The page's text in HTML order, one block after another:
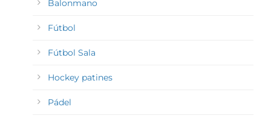
Balonmano
Fútbol
Fútbol Sala
Hockey patines
Pádel